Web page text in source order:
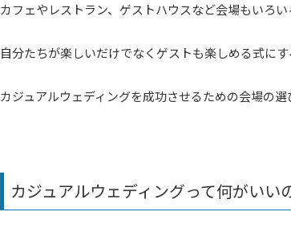
カフェやレストラン、ゲストハウスなど会場もいろ
自分たちが楽しいだけでなくゲストも楽しめる式にす
カジュアルウェディングを成功させるための会場の選
カジュアルウェディングって何がいい